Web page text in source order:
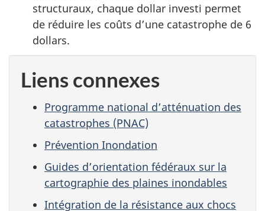
structuraux, chaque dollar investi permet
de réduire les coûts d’une catastrophe de 6
dollars.
Liens connexes
Programme national d’atténuation des
catastrophes (PNAC)
Prévention Inondation
Guides d’orientation fédéraux sur la
cartographie des plaines inondables
Intégration de la résistance aux chocs